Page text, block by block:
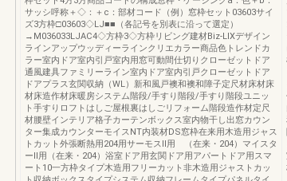
サッシ呼称＋◇：＋c：部材コード（例）窓枠セット03603サイ
ズ3方枠□03603◇LJ■■（各記号を別表に沿って選定）
→M036033LJAC4◇方枠3◇方枠リビング建材Biz-LIXデザイン
ラインアップウッディーラインクリエカラー商品色トレンドカ
ラー室内ドア室内引戸室内用窓可動間仕切りクローゼットドア
通風建具ファミリーライン室内ドア室内引戸クローゼットドア
ドアプラス玄関収納（WL）新和風戸襖和襖和障子定尺材床材床
材床造作材床暖房システム階段/手すり階段/手すり階段ユニッ
ト手すりロフトはしご屋根裏はしごリフォーム階段造作材定尺
材腰壁インテリア格子カーテンボックス室内物干し出窓カウン
ター集成カウンターモイスNT内装材DS窓枠在来用木造用ジャス
トカット外張断熱用204用サーモスⅡ用 （在来・204）マイスタ
ーⅡ用（在来・204）浴室ドア用玄関ドア用アパートドア用スマ
ート10一方枠タイプ木造用フリーカット非木造用ジャストカッ